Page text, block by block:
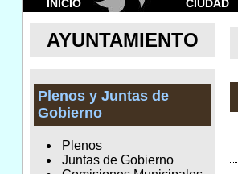
INICIO CIUDAD
AYUNTAMIENTO
Plenos y Juntas de
Gobierno
Plenos
Juntas de Gobierno